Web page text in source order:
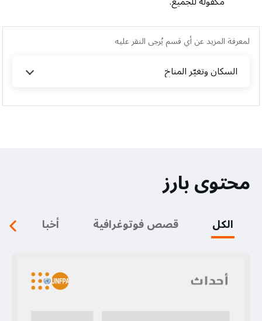
لمعرفة المزيد عن أي قسم يُرجى النقر عليه
السكان وتغيّر المناخ
محتوى بارز
الكل قصص فوتوغرافية أخبار